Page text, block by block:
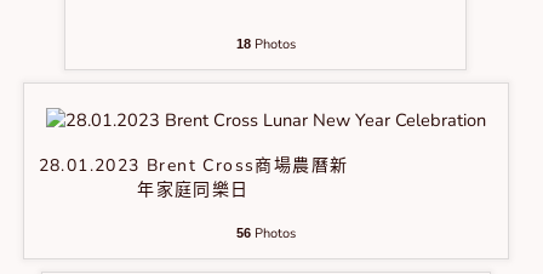
18Photos
28.01.2023 Brent Cross商場農曆新
年家庭同樂日
56Photos